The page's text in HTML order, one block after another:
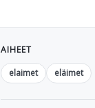
AIHEET
elaimet
eläimet